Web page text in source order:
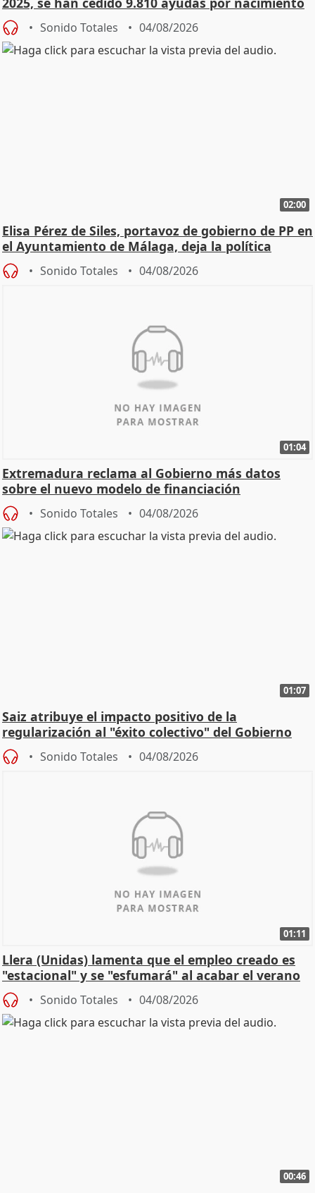
Sonido Totales 04/08/2026
02:00
Elisa Pérez de Siles, portavoz de gobierno de PP en
el Ayuntamiento de Málaga, deja la política
Sonido Totales 04/08/2026
01:04
Extremadura reclama al Gobierno más datos
sobre el nuevo modelo de financiación
Sonido Totales 04/08/2026
01:07
Saiz atribuye el impacto positivo de la
regularización al "éxito colectivo" del Gobierno
Sonido Totales 04/08/2026
01:11
Llera (Unidas) lamenta que el empleo creado es
"estacional" y se "esfumará" al acabar el verano
Sonido Totales 04/08/2026
00:46